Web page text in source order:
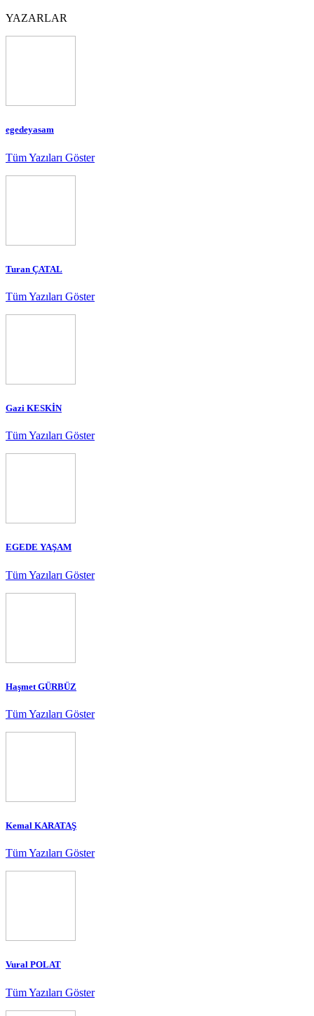
YAZARLAR
egedeyasam
Tüm Yazıları Göster
Turan ÇATAL
Tüm Yazıları Göster
Gazi KESKİN
Tüm Yazıları Göster
EGEDE YAŞAM
Tüm Yazıları Göster
Haşmet GÜRBÜZ
Tüm Yazıları Göster
Kemal KARATAŞ
Tüm Yazıları Göster
Vural POLAT
Tüm Yazıları Göster